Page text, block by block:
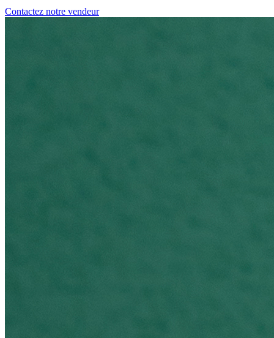
Contactez notre vendeur